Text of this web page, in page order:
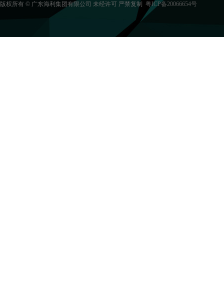
版权所有 © 广东海利集团有限公司 未经许可 严禁复制 粤ICP备20066654号